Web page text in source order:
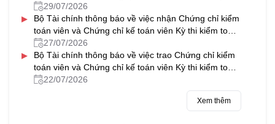
về tổ hợp tác
29/07/2026
▸
Bộ Tài chính thông báo về việc nhận Chứng chỉ kiểm
toán viên và Chứng chỉ kế toán viên Kỳ thi kiểm toán
viên, kế toán viên năm 2025
27/07/2026
▸
Bộ Tài chính thông báo về việc trao Chứng chỉ kiểm
toán viên và Chứng chỉ kế toán viên Kỳ thi kiểm toán
viên, kế toán viên năm 2025
22/07/2026
Xem thêm